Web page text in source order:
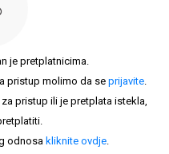
je pretplatnicima.
pristup molimo da se prijavite.
pristup ili je pretplata istekla,
odnosa kliknite ovdje.